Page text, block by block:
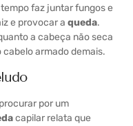
faz juntar fungos e
e provocar a queda.
a cabeça não seca
armado demais.
por um
capilar relata que